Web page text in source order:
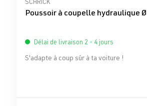
SCHRICK
Poussoir à coupelle hydraulique
Délai de livraison 2 - 4 jours
S'adapte à coup sûr à ta voiture !